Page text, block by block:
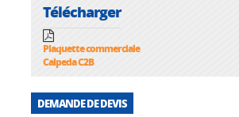
Télécharger
Plaquette commerciale
Calpeda C2B
DEMANDE DE DEVIS